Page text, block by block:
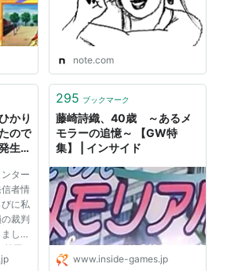
note.com
かり
ので
生し
ター
者情
に私
裁判
した
前回
いた
295 ブックマーク
藤崎詩織、40歳 ～あるメ
モラーの追憶～ 【GW特
集】 | インサイド
www.inside-games.jp